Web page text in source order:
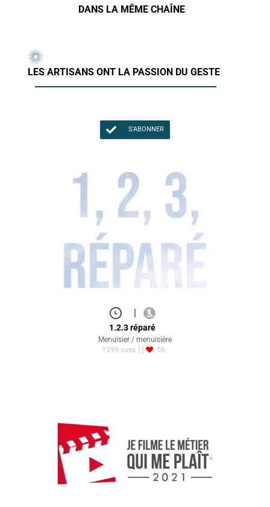
DANS LA MÊME CHAÎNE
LES ARTISANS ONT LA PASSION DU GESTE
S'ABONNER
|
1.2.3 réparé
Menuisier / menuisière
1399 vues
56